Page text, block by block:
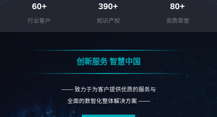
60+
行业客户
390+
知识产权
80+
资质荣誉
创新服务 智慧中国
—— 致力于为客户提供优质的服务与
全面的数智化整体解决方案 ——